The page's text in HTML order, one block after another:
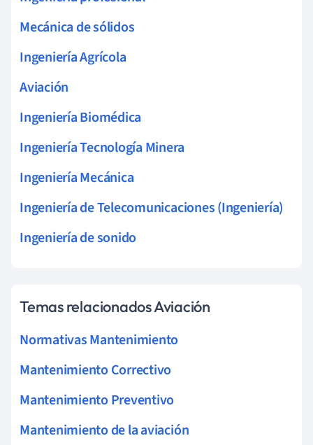
Mecánica de sólidos
Ingeniería Agrícola
Aviación
Ingeniería Biomédica
Ingeniería Tecnología Minera
Ingeniería Mecánica
Ingeniería de Telecomunicaciones (Ingeniería)
Ingeniería de sonido
Temas relacionados Aviación
Normativas Mantenimiento
Mantenimiento Correctivo
Mantenimiento Preventivo
Mantenimiento de la aviación